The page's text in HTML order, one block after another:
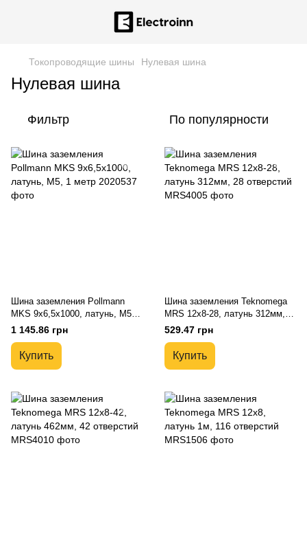
Токопроводящие шины Нулевая шина
Нулевая шина
Фильтр По популярности
Шина заземления Pollmann
MKS 9x6,5x1000, латунь, M5, 1
метр
1 145.86 грн
Купить
Шина заземления Teknomega
MRS 12x8-28, латунь 312мм,
28 отверстий
529.47 грн
Купить